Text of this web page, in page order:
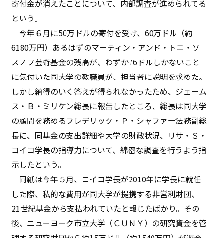
寄付金が消えたことについて、内部調査が進められてる
という。
今年６月に50万ドルの寄付を受け、60万ドル（約
6180万円）あるはずのマーティン・アンド・トニ・ソ
スノフ芸術基金の残高が、わずか76ドルしかないこと
に気付いた同大学の教職員が、担当者に説明を求めた。
しかし納得のいく答えが得られなかったため、ジェーム
ス・Ｂ・ミリケン総長に報告したところ、総長は同大学
の顧問を務めるフレデリック・Ｐ・シャファー法務副総
長に、同基金の支出詳細や大学の財政状況、リサ・Ｓ・
コイコ学長の指導力について、綿密な調査を行うよう指
示したという。
同紙は今年５月、コイコ学長が2010年に学長に就任
した際、私的な費用が同大学が提携する非営利財団、
21世紀基金から支払われていたと報じたばかり。その
後、ニューヨーク市立大学（ＣＵＮＹ）の研究資金を管